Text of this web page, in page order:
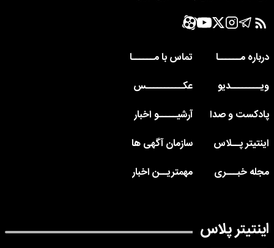
درباره مــــــا
تماس با مــــــا
ویــــــــدیو
عکــــــــــس
پادکست و صدا
آرشیـــــو اخبار
اینتیتر پــلاس
سازمان آگهی ها
مجله خبـــری
مهمتریــن اخبار
اینتیتر پلاس